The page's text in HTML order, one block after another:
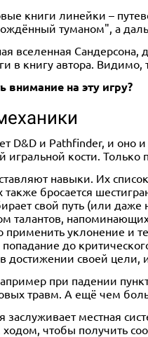
книги линейки –
туманом", а
вселенная Сандерсона,
в книгу автора.
внимание на эту игру?
D&D и Pathfinder, и оно
игральной кости.
навыки. Их
также бросается
свой путь (или даже
талантов,
применить уклонение и
до
достижении своей
при падении
травм. А ещё чем
заслуживает местная
чтобы получить